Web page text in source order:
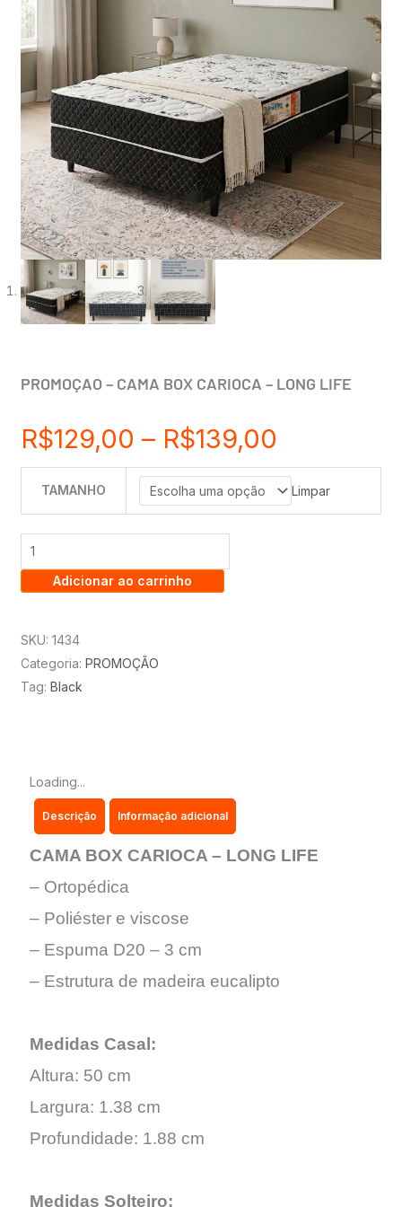
PROMOÇAO – CAMA BOX CARIOCA – LONG LIFE
R$129,00 – R$139,00
de
TAMANHO Limpar
PROMOÇAO
-
CAMA
BOX
CARIOCAAdicionar ao carrinho
SKU: 1434
Categoria: PROMOÇÃO
Tag: Black
Loading...
Descrição Informação adicional
CAMA BOX CARIOCA – LONG LIFE
– Ortopédica
– Poliéster e viscose
– Espuma D20 – 3 cm
– Estrutura de madeira eucalipto
Medidas Casal:
Altura: 50 cm
Largura: 1.38 cm
Profundidade: 1.88 cm
Medidas Solteiro: